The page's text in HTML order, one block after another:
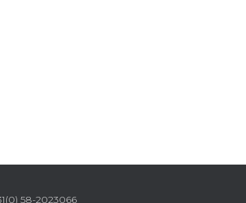
58-2023066